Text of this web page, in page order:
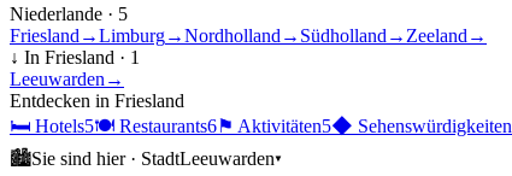
Niederlande · 5
Friesland →Limburg→Nordholland → Südholland → Zeeland →
↓ In Friesland · 1
Leeuwarden →
Entdecken in Friesland
🛏 Hotels5🍽 Restaurants6⚑ Aktivitäten5◆ Sehenswürdigkeiten
🏙Sie sind hier · StadtLeeuwarden▾